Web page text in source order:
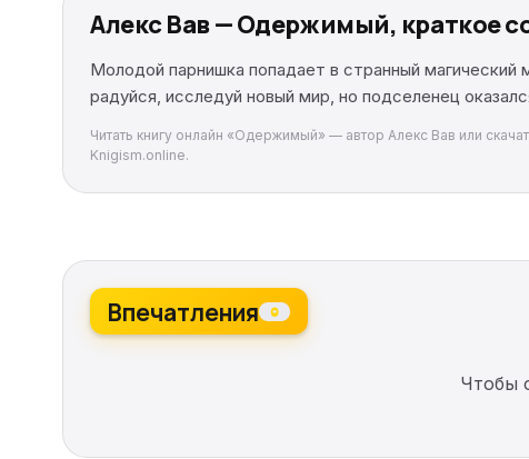
Алекс Вав — Одержимый, краткое
Молодой парнишка попадает в странный
радуйся, исследуй новый мир, но подселенец
Читать книгу онлайн «Одержимый» — автор Алекс Вав или
Knigism.online.
Впечатления 0
Чтобы